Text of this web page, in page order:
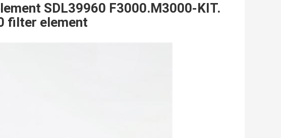
SDL39960 F3000.M3000-KIT.
filter element